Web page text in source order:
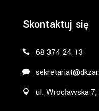
Skontaktuj się
68 374 24 13
ul. Wrocławska